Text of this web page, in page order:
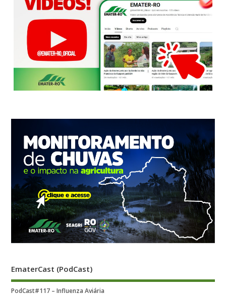
EmaterCast (PodCast)
PodCast#117 – Influenza Aviária